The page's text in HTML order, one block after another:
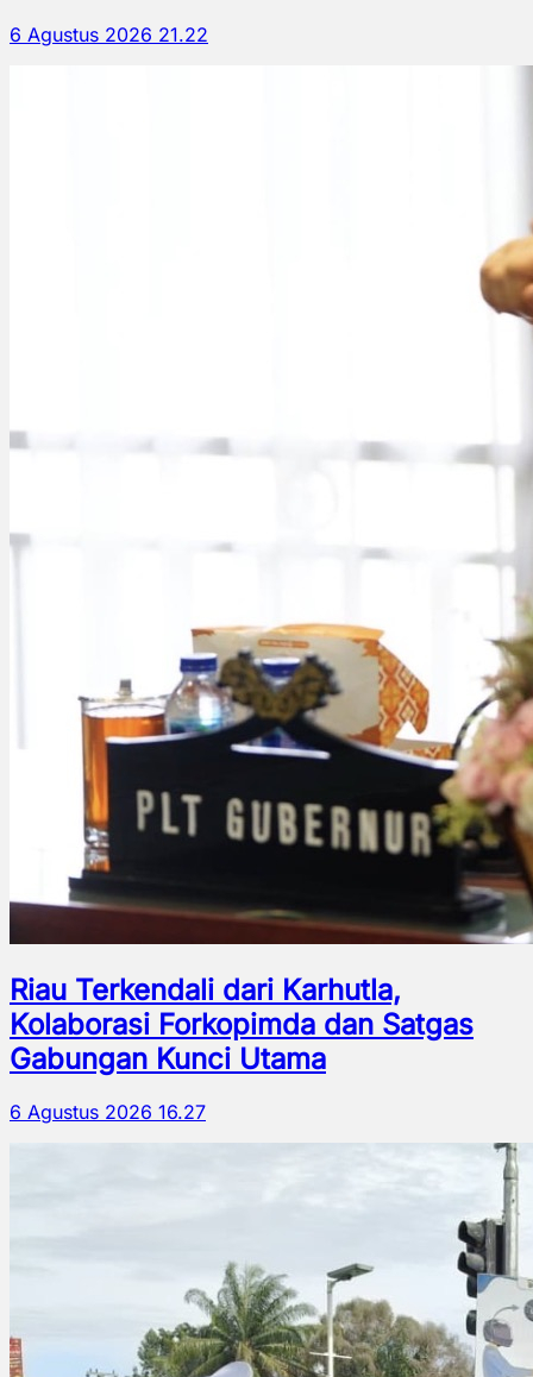
6 Agustus 2026 21.22
Riau Terkendali dari Karhutla,
Kolaborasi Forkopimda dan Satgas
Gabungan Kunci Utama
6 Agustus 2026 16.27